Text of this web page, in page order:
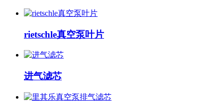
rietschle真空泵叶片
进气滤芯